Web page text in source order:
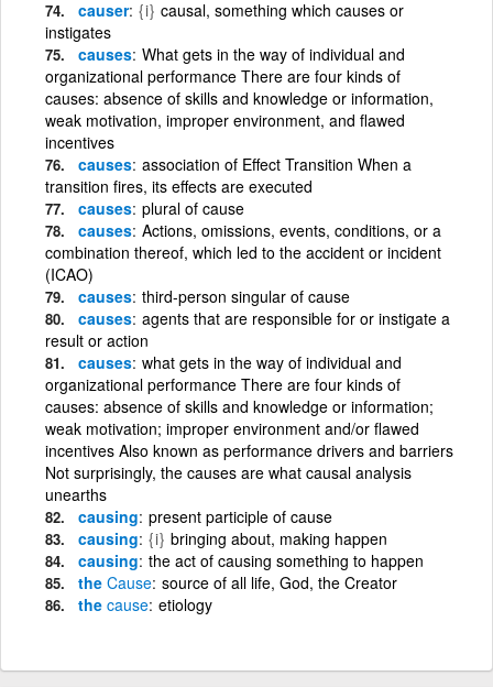
causer {i} causal, something which causes or
instigates
causes What gets in the way of individual and
organizational performance There are four kinds of
causes: absence of skills and knowledge or information,
weak motivation, improper environment, and flawed
incentives
causes association of Effect Transition When a
transition fires, its effects are executed
causes plural of cause
causes Actions, omissions, events, conditions, or a
combination thereof, which led to the accident or incident
(ICAO)
causes third-person singular of cause
causes agents that are responsible for or instigate a
result or action
causes what gets in the way of individual and
organizational performance There are four kinds of
causes: absence of skills and knowledge or information;
weak motivation; improper environment and/or flawed
incentives Also known as performance drivers and barriers
Not surprisingly, the causes are what causal analysis
unearths
causing present participle of cause
causing {i} bringing about, making happen
causing the act of causing something to happen
the Cause source of all life, God, the Creator
the cause etiology